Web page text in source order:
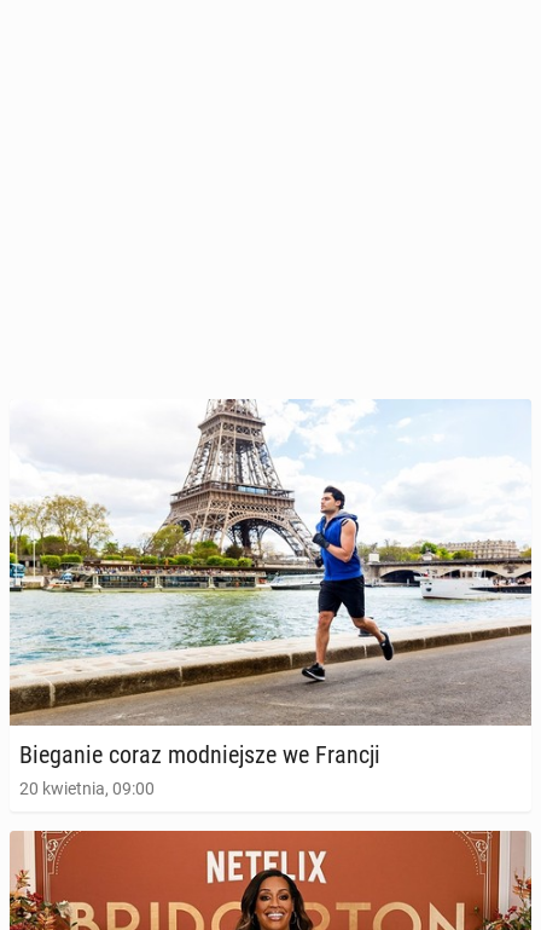
Bie­ga­nie coraz mod­niej­sze we Francji
20 kwietnia, 09:00